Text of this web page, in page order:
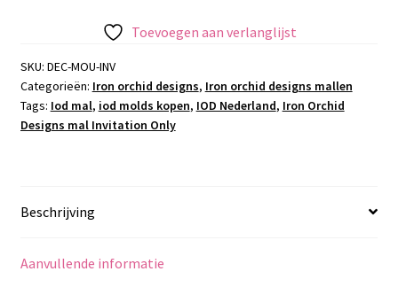
Toevoegen aan verlanglijst
SKU: DEC-MOU-INV
Categorieën: Iron orchid designs, Iron orchid designs mallen
Tags: Iod mal, iod molds kopen, IOD Nederland, Iron Orchid
Designs mal Invitation Only
Beschrijving
Aanvullende informatie